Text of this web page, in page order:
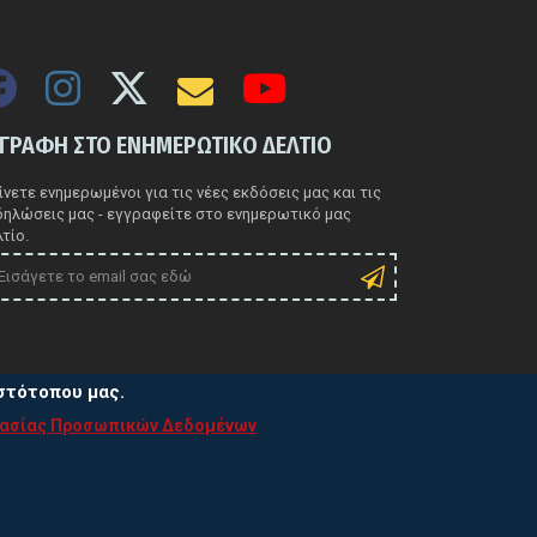
ΣΤΟ ΕΝΗΜΕΡΩΤΙΚΟ ΔΕΛΤΙΟ
ενημερωμένοι για τις νέες εκδόσεις μας και τις
μας - εγγραφείτε στο ενημερωτικό μας
μας.
Προσωπικών Δεδομένων